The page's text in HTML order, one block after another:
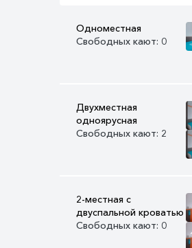
Одноместная
Свободных кают: 0
Двухместная
одноярусная
Свободных кают: 2
2-местная с
двуспальной кроватью
Свободных кают: 0